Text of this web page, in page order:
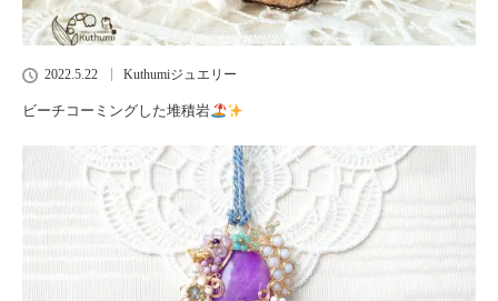
2022.5.22 Kuthumiジュエリー
ビーチコーミングした堆積岩